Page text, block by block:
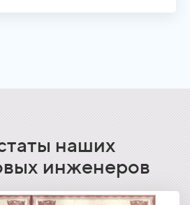
наших
инженеров